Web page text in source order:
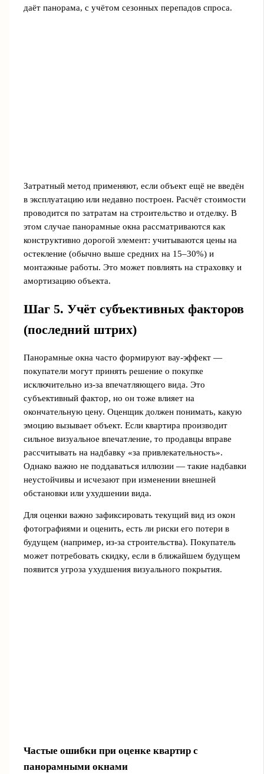
даёт панорама, с учётом сезонных перепадов спроса.
Затратный метод применяют, если объект ещё не введён
в эксплуатацию или недавно построен. Расчёт стоимости
проводится по затратам на строительство и отделку. В
этом случае панорамные окна рассматриваются как
конструктивно дорогой элемент: учитываются цены на
остекление (обычно выше средних на 15–30%) и
монтажные работы. Это может повлиять на страховку и
амортизацию объекта.
Шаг 5. Учёт субъективных факторов
(последний штрих)
Панорамные окна часто формируют вау-эффект —
покупатели могут принять решение о покупке
исключительно из-за впечатляющего вида. Это
субъективный фактор, но он тоже влияет на
окончательную цену. Оценщик должен понимать, какую
эмоцию вызывает объект. Если квартира производит
сильное визуальное впечатление, то продавцы вправе
рассчитывать на надбавку «за привлекательность».
Однако важно не поддаваться иллюзии — такие надбавки
неустойчивы и исчезают при изменении внешней
обстановки или ухудшении вида.
Для оценки важно зафиксировать текущий вид из окон
фотографиями и оценить, есть ли риски его потери в
будущем (например, из-за строительства). Покупатель
может потребовать скидку, если в ближайшем будущем
появится угроза ухудшения визуального покрытия.
Частые ошибки при оценке квартир с
панорамными окнами